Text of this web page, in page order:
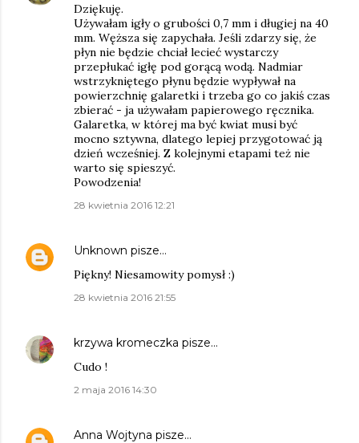
Dziękuję.
Używałam igły o grubości 0,7 mm i długiej na 40
mm. Węższa się zapychała. Jeśli zdarzy się, że
płyn nie będzie chciał lecieć wystarczy
przepłukać igłę pod gorącą wodą. Nadmiar
wstrzykniętego płynu będzie wypływał na
powierzchnię galaretki i trzeba go co jakiś czas
zbierać - ja używałam papierowego ręcznika.
Galaretka, w której ma być kwiat musi być
mocno sztywna, dlatego lepiej przygotować ją
dzień wcześniej. Z kolejnymi etapami też nie
warto się spieszyć.
Powodzenia!
28 kwietnia 2016 12:21
Unknown pisze…
Piękny! Niesamowity pomysł :)
28 kwietnia 2016 21:55
krzywa kromeczka pisze…
Cudo !
2 maja 2016 14:30
Anna Wojtyna pisze…